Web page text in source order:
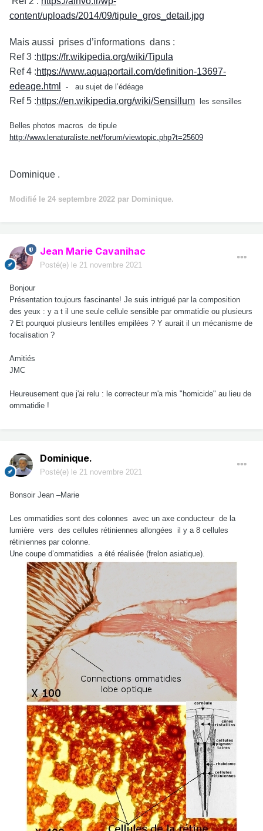
content/uploads/2014/09/tipule_gros_detail.jpg
Mais aussi prises d’informations dans :
Ref 3 :https://fr.wikipedia.org/wiki/Tipula
Ref 4 :https://www.aquaportail.com/definition-13697-
edeage.html
- au sujet de l’édéage
Ref 5 :https://en.wikipedia.org/wiki/Sensillum les sensilles
Belles photos macros de tipule
http://www.lenaturaliste.net/forum/viewtopic.php?t=25609
Dominique .
Modifié le 24 septembre 2022 par Dominique.
Jean Marie Cavanihac
Posté(e) le 21 novembre 2021
Bonjour
Présentation toujours fascinante! Je suis intrigué par la composition
des yeux : y a t il une seule cellule sensible par ommatidie ou plusieurs
? Et pourquoi plusieurs lentilles empilées ? Y aurait il un mécanisme de
focalisation ?
Amitiés
JMC
Heureusement que j'ai relu : le correcteur m'a mis "homicide" au lieu de
ommatidie !
Dominique.
Posté(e) le 21 novembre 2021
Bonsoir Jean –Marie
Les ommatidies sont des colonnes avec un axe conducteur de la
lumière vers des cellules rétiniennes allongées il y a 8 cellules
rétiniennes par colonne.
Une coupe d’ommatidies a été réalisée (frelon asiatique).